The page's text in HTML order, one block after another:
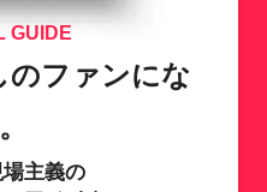
GUIDE
のファンにな
主義の